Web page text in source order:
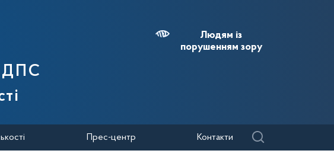
ДПС
Людям із
порушенням зору
Прес-центр Контакти